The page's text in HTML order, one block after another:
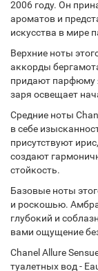
2006 году. Он
ароматов и
искусства в мире
Верхние ноты
аккорды
придают парфюму
заря освещает
Средние ноты
в себе
присутствуют
создают
стойкость.
Базовые ноты
и роскошью.
глубокий и
вами ощущение
Chanel Allure
туалетных вод -